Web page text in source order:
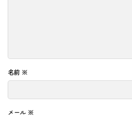
名前 ※
メール ※